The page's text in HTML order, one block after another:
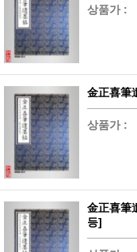
상품가 :
金正喜筆
상품가 :
金正喜筆
등]